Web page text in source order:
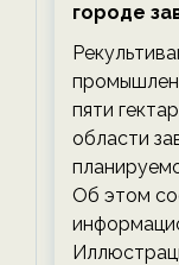
городе
экологии
пяти
области
Об этом